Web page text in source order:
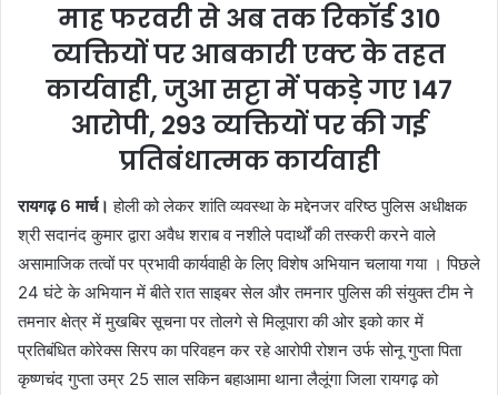
माह फरवरी से अब तक रिकॉर्ड 310
व्यक्तियों पर आबकारी एक्ट के तहत
कार्यवाही, जुआ सट्टा में पकड़े गए 147
आरोपी, 293 व्यक्तियों पर की गई
प्रतिबंधात्मक कार्यवाही
रायगढ़ 6 मार्च। होली को लेकर शांति व्यवस्था के मद्देनजर वरिष्ठ पुलिस अधीक्षक
श्री सदानंद कुमार द्वारा अवैध शराब व नशीले पदार्थों की तस्करी करने वाले
असामाजिक तत्वों पर प्रभावी कार्यवाही के लिए विशेष अभियान चलाया गया । पिछले
24 घंटे के अभियान में बीते रात साइबर सेल और तमनार पुलिस की संयुक्त टीम ने
तमनार क्षेत्र में मुखबिर सूचना पर तोलगे से मिलूपारा की ओर इको कार में
प्रतिबंधित कोरेक्स सिरप का परिवहन कर रहे आरोपी रोशन उर्फ सोनू गुप्ता पिता
कृष्णचंद गुप्ता उम्र 25 साल सकिन बहाआमा थाना लैलूंगा जिला रायगढ़ को